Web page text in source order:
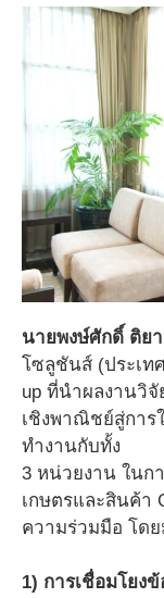
นายพงษ์ศักดิ์ ติย
โซลูชันส์ (ประเท
up ที่นำผลงานวิ
เชิงพาณิชย์สู่การ
ทำงานกับทั้ง
3 หน่วยงาน ใน
เกษตรและสินค้า
ความร่วมมือ โด
1) การเชื่อมโยง